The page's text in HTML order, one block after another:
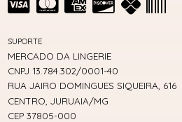
SUPORTE
MERCADO DA LINGERIE
CNPJ 13.784.302/0001-40
RUA JAIRO DOMINGUES SIQUEIRA, 616
CENTRO, JURUAIA/MG
CEP 37805-000